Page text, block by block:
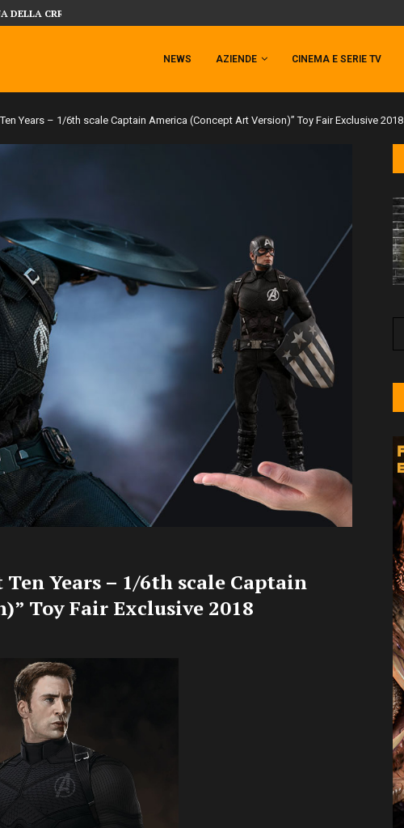
TEMPESTA TARGATA SIDESHOW!
NEWS AZIENDE CINEMA E SERIE TV
Years – 1/6th scale Captain America (Concept Art Version)” Toy Fair Exclusive 2018
Years – 1/6th scale Captain
Toy Fair Exclusive 2018